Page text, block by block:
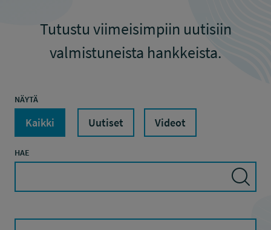
Tutustu viimeisimpiin uutisiin
valmistuneista hankkeista.
NÄYTÄ
Kaikki Uutiset Videot
HAE